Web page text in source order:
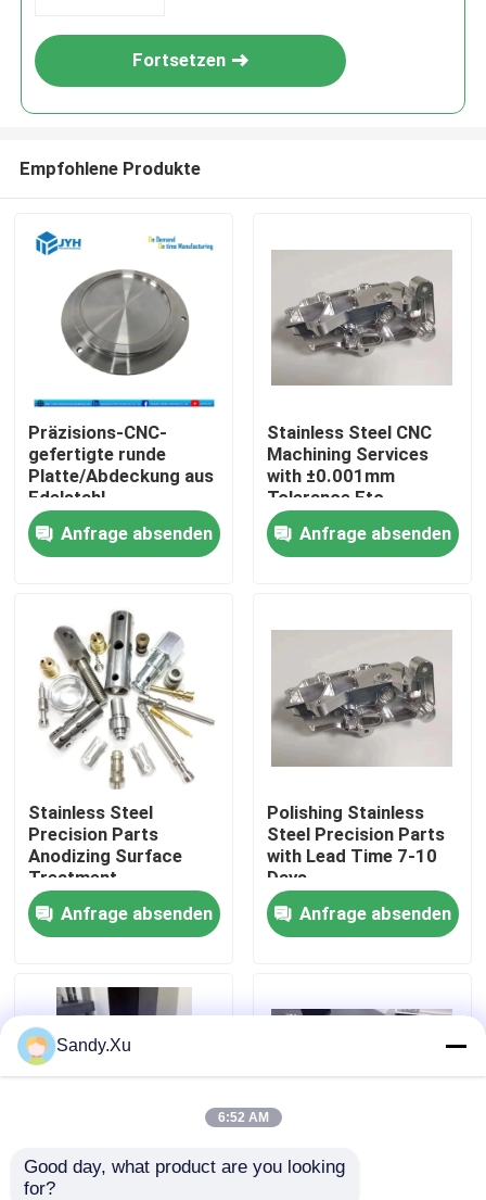
Dienstleistungen
VR-Show
Über uns
Fabrik-Ausflug
Qualitätskontrolle
Treten Sie mit uns in Verbindung
Nachrichten
Fordern Sie ein Zitat
Fortsetzen
Empfohlene Produkte
Präzisions-CNC-
gefertigte runde
Platte/Abdeckung aus
Edelstahl
Anfrage absenden
Stainless Steel CNC
Machining Services
with ±0.001mm
Tolerance Etc.
Customizable
Packaging
Anfrage absenden
Stainless Steel
Precision Parts
Anodizing Surface
Treatment
Customizable Material
7-10 Days Lead Time
Anfrage absenden
Polishing Stainless
Steel Precision Parts
with Lead Time 7-10
Days
Anfrage absenden
Stainless Steel CNC
Sandy.Xu
6:52 AM
Good day, what product are you looking
for?